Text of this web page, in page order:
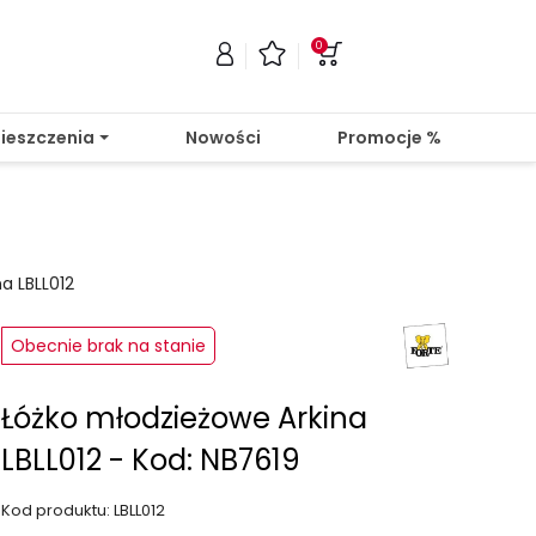
0
Nowości Promocje %
LBLL012
Obecnie brak na stanie
Łóżko młodzieżowe Arkina
LBLL012 - Kod: NB7619
Kod produktu: LBLL012